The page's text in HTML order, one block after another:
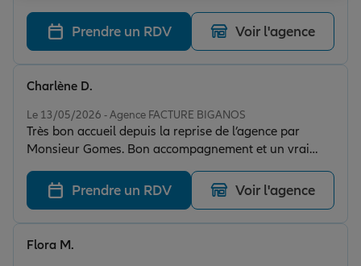
Prendre un RDV Voir l'agence
Le 13/05/2026 - Agence FACTURE BIGANOS
Très bon accueil depuis la reprise de l’agence par
Monsieur Gomes. Bon accompagnement et un vrai
sens du conseil. Je recommande
Charlène D.
Prendre un RDV Voir l'agence
Flora M.